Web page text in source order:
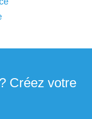
Créez votre